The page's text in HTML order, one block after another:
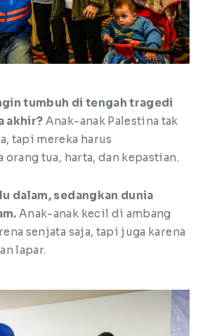
tumbuh di tengah tragedi
akhir? Anak-anak Palestina tak
tapi mereka harus
orang tua, harta, dan kepastian.
dalam, sedangkan dunia
Anak-anak kecil di ambang
senjata saja, tapi juga karena
lapar.